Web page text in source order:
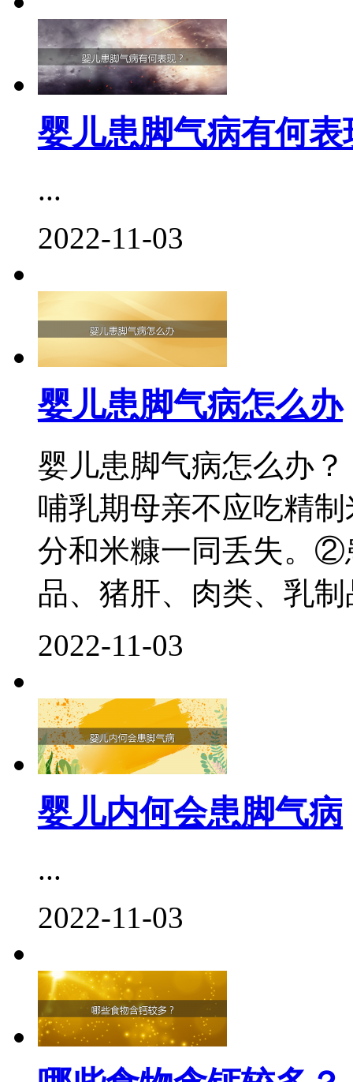
婴儿患脚气病有何表
...
2022-11-03
婴儿患脚气病怎么办
婴儿患脚气病怎么办
哺乳期母亲不应吃精
分和米糠一同丢失。②
品、猪肝、肉类、乳
2022-11-03
婴儿内何会患脚气病
...
2022-11-03